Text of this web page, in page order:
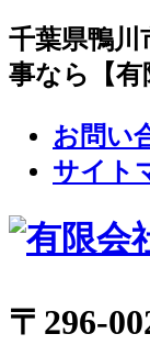
千葉県鴨川
事なら【有
お問い
サイト
〒296-